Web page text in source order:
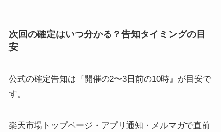
次回の確定はいつ分かる？告知タイミングの目
安
公式の確定告知は『開催の2〜3日前の10時』が目安で
す。
楽天市場トップページ・アプリ通知・メルマガで直前